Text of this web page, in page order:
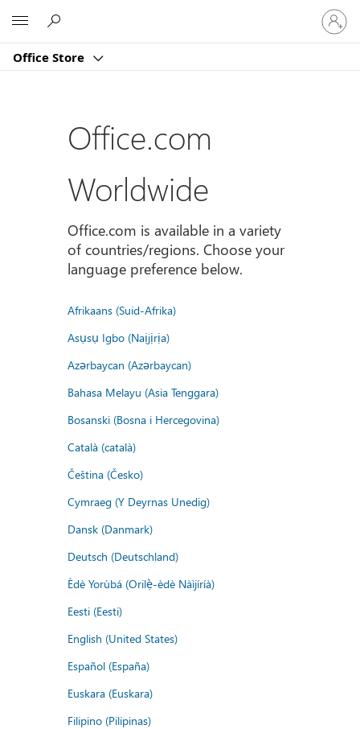
Office Store
Sign
in
to
account
Office.com
Worldwide
Office.com is available in a variety
of countries/regions. Choose your
language preference below.
Afrikaans (Suid-Afrika)
Asụsụ Igbo (Naịjịrịa)
Azərbaycan (Azərbaycan)
Bahasa Melayu (Asia Tenggara)
Bosanski (Bosna i Hercegovina)
Català (català)
Čeština (Česko)
Cymraeg (Y Deyrnas Unedig)
Dansk (Danmark)
Deutsch (Deutschland)
Èdè Yorùbá (Orilẹ̀-èdè Nàìjíríà)
Eesti (Eesti)
English (United States)
Español (España)
Euskara (Euskara)
Filipino (Pilipinas)